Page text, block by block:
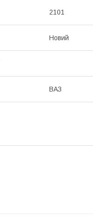
2101
Новий
ВАЗ